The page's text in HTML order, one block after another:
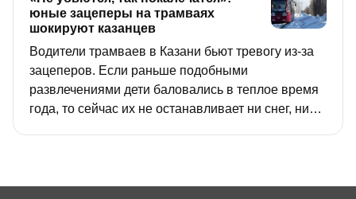
дороге, как мошенники продают липовые билеты
и существуют ли в наше время зацеперы.
юные зацеперы на трамваях
шокируют казанцев
Водители трамваев в Казани бьют тревогу из-за
зацеперов. Если раньше подобными
развлечениями дети баловались в теплое время
года, то сейчас их не останавливает ни снег, ни